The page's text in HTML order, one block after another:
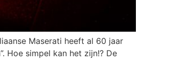
Maserati heeft al 60 jaar
Hoe simpel kan het zijn!? De